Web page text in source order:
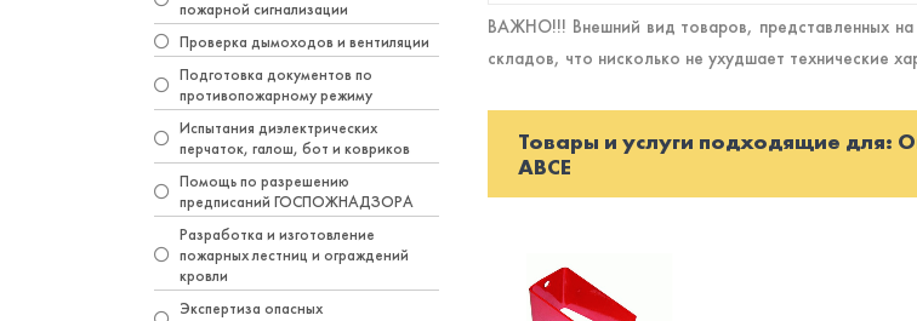
пожарной сигнализации
Проверка дымоходов и вентиляции
Подготовка документов по
противопожарному режиму
Испытания диэлектрических
перчаток, галош, бот и ковриков
Помощь по разрешению
предписаний ГОСПОЖНАДЗОРА
Разработка и изготовление
пожарных лестниц и ограждений
кровли
Экспертиза опасных
ВАЖНО!!! Внешний вид товаров, представленных
складов, что нисколько не ухудшает технические
Товары и услуги подходящие для:
АВCЕ